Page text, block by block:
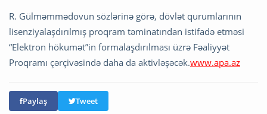
R. Gülməmmədovun sözlərinə görə, dövlət qurumlarının
lisenziyalaşdırılmış proqram təminatından istifadə etməsi
“Elektron hökumət”in formalaşdırılması üzrə Fəaliyyət
Proqramı çərçivəsində daha da aktivləşəcək.www.apa.az
Paylaş Tweet